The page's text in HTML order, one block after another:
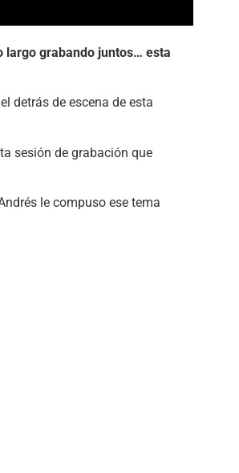
largo grabando juntos… esta
detrás de escena de esta
sesión de grabación que
le compuso ese tema